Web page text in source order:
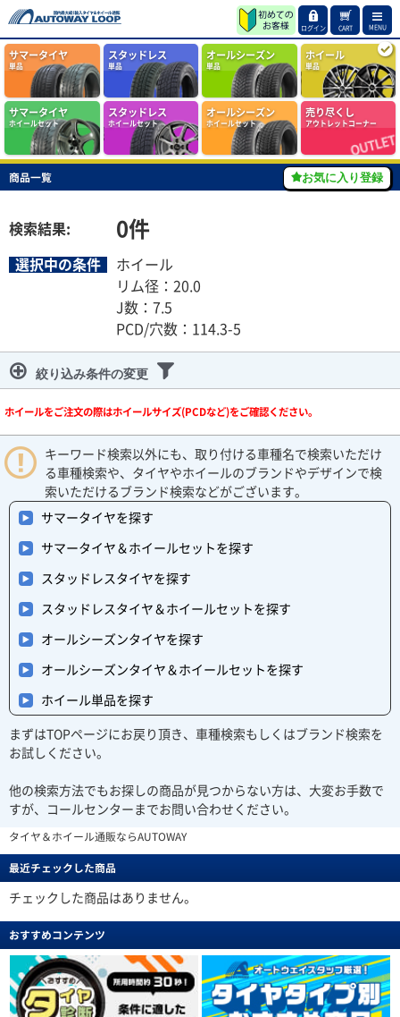
ログイン CART MENU
サマータイヤ
単品
スタッドレス
単品
オールシーズン
単品
ホイール
単品
サマータイヤ
ホイールセット
スタッドレス
ホイールセット
オールシーズン
ホイールセット
売り尽くし
アウトレットコーナー
商品一覧
検索結果: 0件
選択中の条件
ホイール
リム径：20.0
J数：7.5
PCD/穴数：114.3-5
絞り込み条件の変更
ホイールをご注文の際はホイールサイズ(PCDなど)をご確認ください。
お気に入り登録
キーワード検索以外にも、取り付ける車種名で検索いただけ
る車種検索や、タイヤやホイールのブランドやデザインで検
索いただけるブランド検索などがございます。
サマータイヤを探す
サマータイヤ＆ホイールセットを探す
スタッドレスタイヤを探す
スタッドレスタイヤ＆ホイールセットを探す
オールシーズンタイヤを探す
オールシーズンタイヤ＆ホイールセットを探す
ホイール単品を探す
まずはTOPページにお戻り頂き、車種検索もしくはブランド検索を
お試しください。
他の検索方法でもお探しの商品が見つからない方は、大変お手数で
すが、コールセンターまでお問い合わせください。
タイヤ＆ホイール通販ならAUTOWAY
最近チェックした商品
チェックした商品はありません。
おすすめコンテンツ